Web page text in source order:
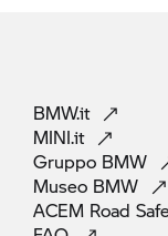
BMW.it
MINI.it
Gruppo BMW
Museo BMW
ACEM Road